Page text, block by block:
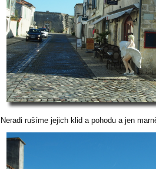
Neradi rušíme jejich klid a pohodu a jen